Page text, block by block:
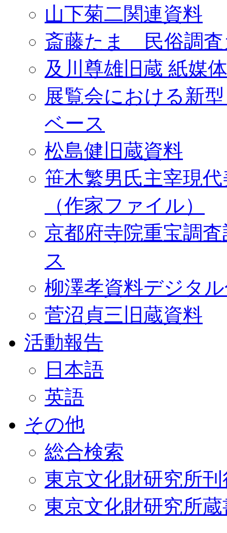
山下菊二関連資料
斎藤たま 民俗調査
及川尊雄旧蔵 紙媒
展覧会における新
ベース
松島健旧蔵資料
笹木繁男氏主宰現
（作家ファイル）
京都府寺院重宝調
ス
柳澤孝資料デジタ
菅沼貞三旧蔵資料
活動報告
日本語
英語
その他
総合検索
東京文化財研究所
東京文化財研究所